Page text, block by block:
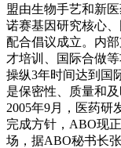
盟由生物手艺和新
诺赛基因研究核心
配合倡议成立。内
才培训、国际合做
操纵3年时间达到国
是保密性、质量和
2005年9月，医药研
完成方针，ABO现
场，据ABO秘书长